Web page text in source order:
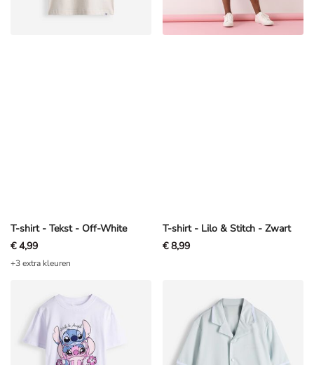
T-shirt - Tekst - Off-White
€ 4,99
+3 extra kleuren
T-shirt - Lilo & Stitch - Zwart
€ 8,99